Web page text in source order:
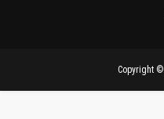
Copyright ©